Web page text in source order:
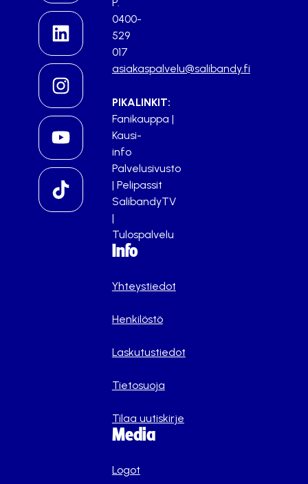
0400-
529
017
asiakaspalvelu@salibandy.fi
PIKALINKIT:
Fanikauppa |
Kausi-
info
Palvelusivusto
| Pelipassit
SalibandyTV
|
Tulospalvelu
Info
Yhteystiedot
Henkilöstö
Laskutustiedot
Tietosuoja
Tilaa uutiskirje
Media
Logot